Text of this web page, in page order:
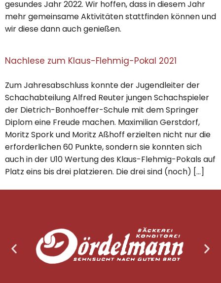
gesundes Jahr 2022. Wir hoffen, dass in diesem Jahr
mehr gemeinsame Aktivitäten stattfinden können und
wir diese dann auch genießen.
Nachlese zum Klaus-Flehmig-Pokal 2021
Zum Jahresabschluss konnte der Jugendleiter der
Schachabteilung Alfred Reuter jungen Schachspieler
der Dietrich-Bonhoeffer-Schule mit dem Springer
Diplom eine Freude machen. Maximilian Gerstdorf,
Moritz Spork und Moritz Aßhoff erzielten nicht nur die
erforderlichen 60 Punkte, sondern sie konnten sich
auch in der U10 Wertung des Klaus-Flehmig-Pokals auf
Platz eins bis drei platzieren. Die drei sind (noch) […]